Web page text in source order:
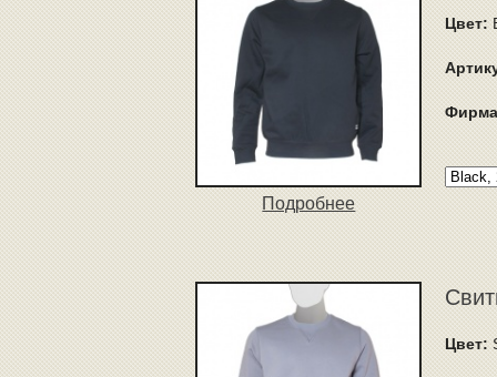
Подробнее
Цвет:
Цвет: